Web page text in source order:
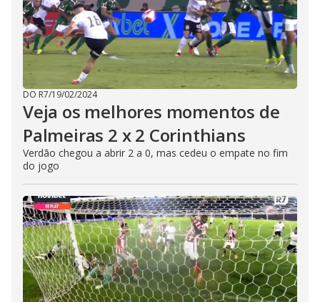
DO R7/19/02/2024
Veja os melhores momentos de
Palmeiras 2 x 2 Corinthians
Verdão chegou a abrir 2 a 0, mas cedeu o empate no fim
do jogo